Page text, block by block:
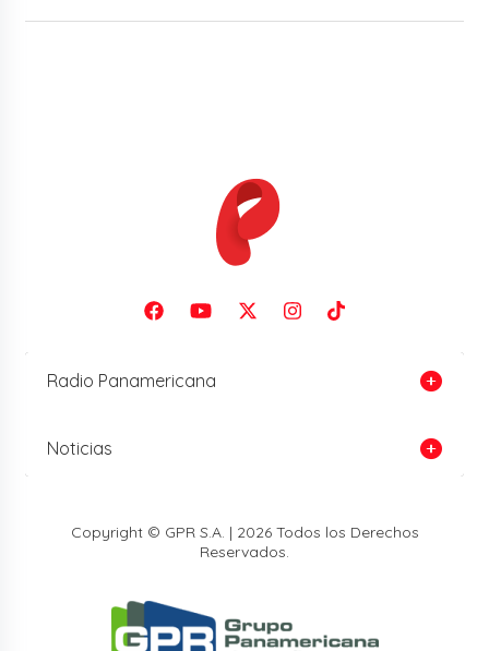
Radio Panamericana
Noticias
Copyright © GPR S.A. | 2026 Todos los Derechos
Reservados.